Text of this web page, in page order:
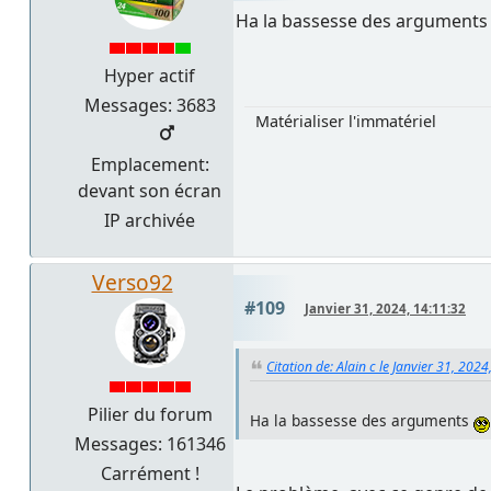
Hyper actif
Messages: 3683
Emplacement:
devant son écran
IP archivée
Ha la bassesse des arguments
Matérialiser l'immatériel
Verso92
Pilier du forum
Messages: 161346
Carrément !
#109 Janvier 31, 2024, 14:11:32
Citation de: Alain c le Janvier 31,
Ha la bassesse des arguments